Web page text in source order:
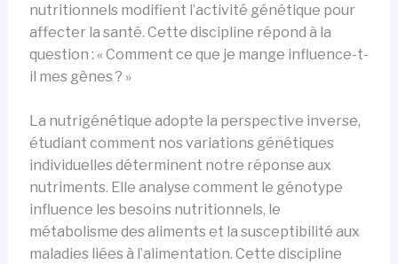
nutritionnels modifient l’activité génétique pour
affecter la santé. Cette discipline répond à la
question : « Comment ce que je mange influence-t-
il mes gènes ? »
La nutrigénétique adopte la perspective inverse,
étudiant comment nos variations génétiques
individuelles déterminent notre réponse aux
nutriments. Elle analyse comment le génotype
influence les besoins nutritionnels, le
métabolisme des aliments et la susceptibilité aux
maladies liées à l’alimentation. Cette discipline